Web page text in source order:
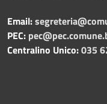
Email:
PEC:
Centralino Unico:035